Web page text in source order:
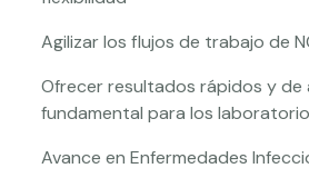
Agilizar los flujos de trabajo de
Ofrecer resultados rápidos y de
fundamental para los
Avance en Enfermedades